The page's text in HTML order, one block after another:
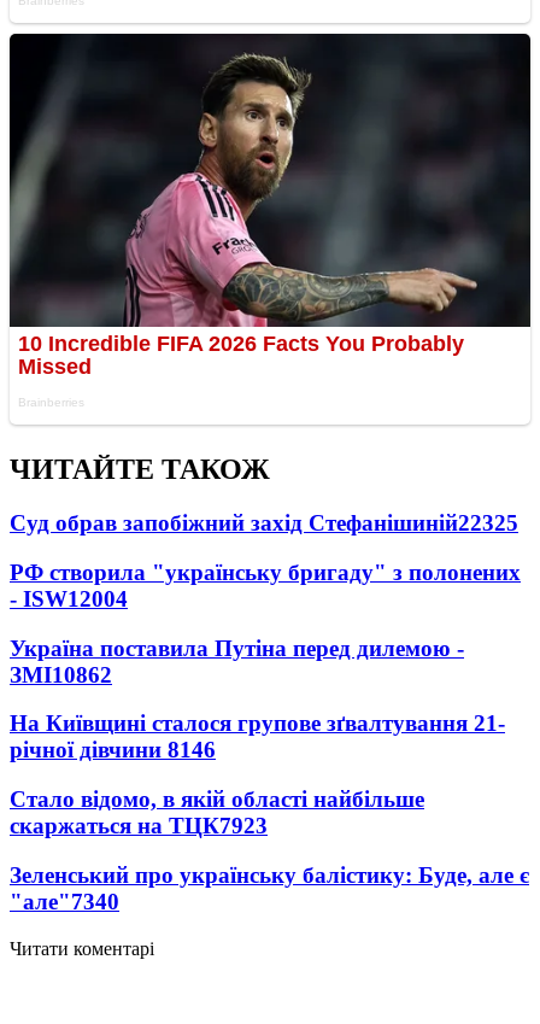
ЧИТАЙТЕ ТАКОЖ
Суд обрав запобіжний захід Стефанішиній22325
РФ створила "українську бригаду" з полонених
- ISW12004
Україна поставила Путіна перед дилемою -
ЗМІ10862
На Київщині сталося групове зґвалтування 21-
річної дівчини 8146
Стало відомо, в якій області найбільше
скаржаться на ТЦК7923
Зеленський про українську балістику: Буде, але є
"але"7340
Читати коментарі